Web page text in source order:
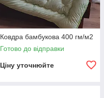
Ковдра бамбукова 400 гм/м2
Готово до відправки
Ціну уточнюйте